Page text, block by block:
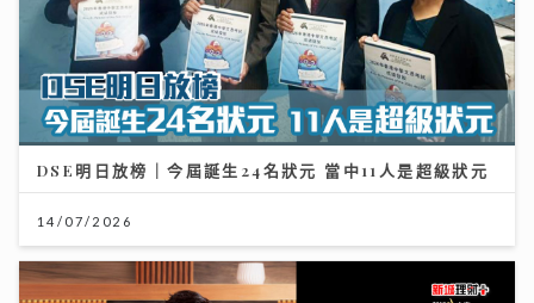
DSE明日放榜｜今屆誕生24名狀元 當中11人是超級狀元
14/07/2026